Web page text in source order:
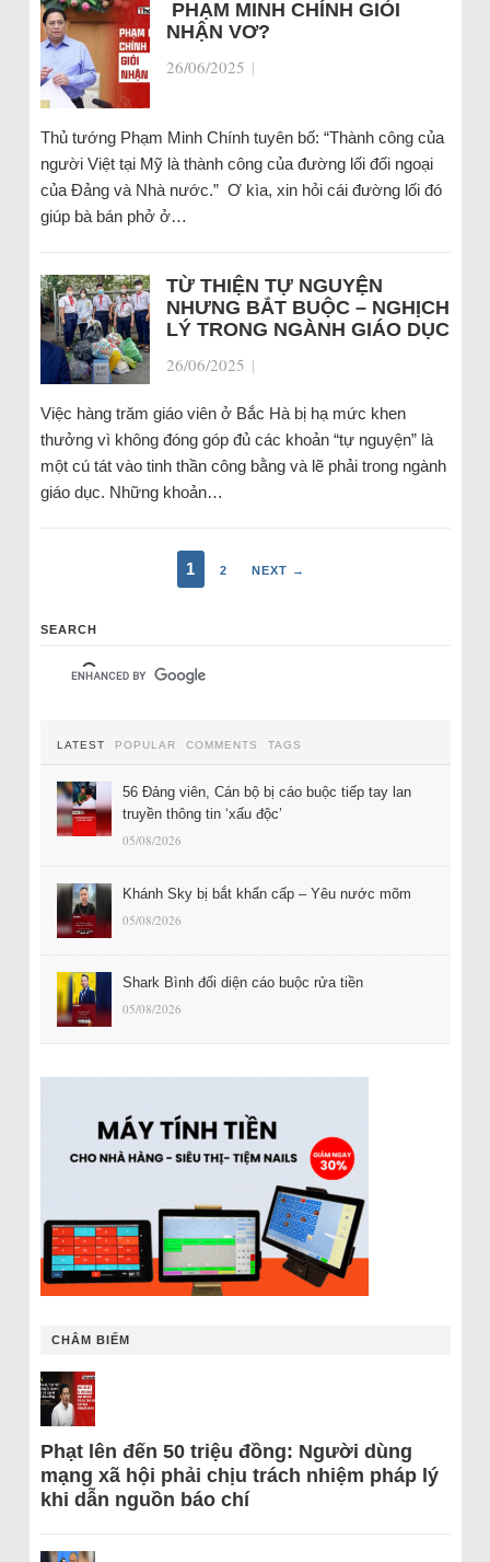
PHẠM MINH CHÍNH GIỎI
NHẬN VƠ?
26/06/2025 |
Thủ tướng Phạm Minh Chính tuyên bố: “Thành công của
người Việt tại Mỹ là thành công của đường lối đối ngoại
của Đảng và Nhà nước.” Ơ kìa, xin hỏi cái đường lối đó
giúp bà bán phở ở…
TỪ THIỆN TỰ NGUYỆN
NHƯNG BẮT BUỘC – NGHỊCH
LÝ TRONG NGÀNH GIÁO DỤC
26/06/2025 |
Việc hàng trăm giáo viên ở Bắc Hà bị hạ mức khen
thưởng vì không đóng góp đủ các khoản “tự nguyện” là
một cú tát vào tinh thần công bằng và lẽ phải trong ngành
giáo dục. Những khoản…
1 2 NEXT →
SEARCH
LATEST POPULAR COMMENTS TAGS
56 Đảng viên, Cán bộ bị cáo buộc tiếp tay lan
truyền thông tin ‘xấu độc’
05/08/2026
Khánh Sky bị bắt khẩn cấp – Yêu nước mõm
05/08/2026
Shark Bình đối diện cáo buộc rửa tiền
05/08/2026
CHÂM BIẾM
Phạt lên đến 50 triệu đồng: Người dùng
mạng xã hội phải chịu trách nhiệm pháp lý
khi dẫn nguồn báo chí